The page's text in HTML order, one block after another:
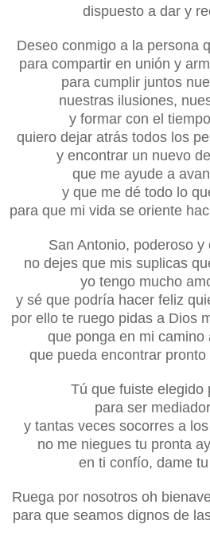
dispuesto a dar y
Deseo conmigo a la persona
para compartir en unión y
para cumplir juntos
nuestras ilusiones,
y formar con el
quiero dejar atrás todos los
y encontrar un nuevo
que me ayude a
y que me dé todo lo
para que mi vida se oriente
San Antonio, poderoso y
no dejes que mis suplicas
yo tengo mucho
y sé que podría hacer feliz
por ello te ruego pidas a Dios
que ponga en mi camino
que pueda encontrar
Tú que fuiste elegido
para ser
y tantas veces socorres a
no me niegues tu pronta
en ti confío, dame
Ruega por nosotros oh
para que seamos dignos de